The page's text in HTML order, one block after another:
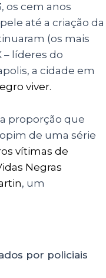
os cem anos
até a criação da
(os mais
– líderes do
a cidade em
viver.
proporção que
de uma série
vítimas de
Negras
, um
por policiais